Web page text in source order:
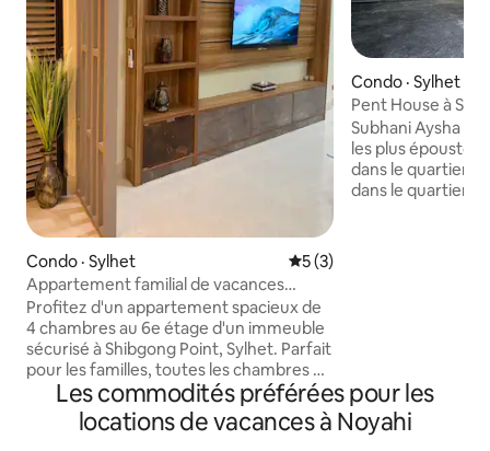
Condo · Sylhet Note moyenne de 5 sur
5 (3)
Appartement familial de vacances
entièrement climatisé à Sylhet
Profitez d'un appartement spacieux de
4 chambres au 6e étage d'un immeuble
sécurisé à Shibgong Point, Sylhet. Parfait
pour les familles, toutes les chambres et
les espaces de vie sont entièrement
climatisés pour un confort maximal.
L'appartement comprend deux
Condo · Sylhet
Pent House à
Subhani Aysha
les plus
dans le quartier
dans le quartier
disponibilité.
après la
d'informations.
Les commodités préférées pour les
locations de vacances à Noyahi